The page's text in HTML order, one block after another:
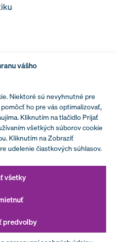
vášho
Niektoré sú nevyhnutné pre
ho pre vás optimalizovať,
Kliknutím na tlačidlo Prijať
všetkých súborov cookie
Kliknutím na Zobraziť
udelenie čiastkových súhlasov.
všetky
predvolby
a.s.
k politike